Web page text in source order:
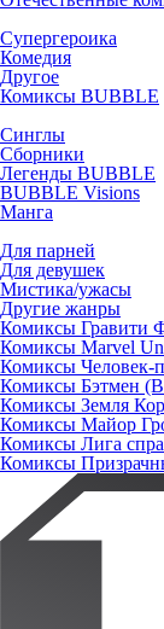
Супергероика
Комедия
Другое
Комиксы BUBBLE
Синглы
Сборники
Легенды BUBBLE
BUBBLE Visions
Манга
Для парней
Для девушек
Мистика/ужасы
Другие жанры
Комиксы Гравити
Комиксы Marvel
Комиксы Человек-
Комиксы Бэтмен
Комиксы Земля
Комиксы Майор
Комиксы Лига
Комиксы